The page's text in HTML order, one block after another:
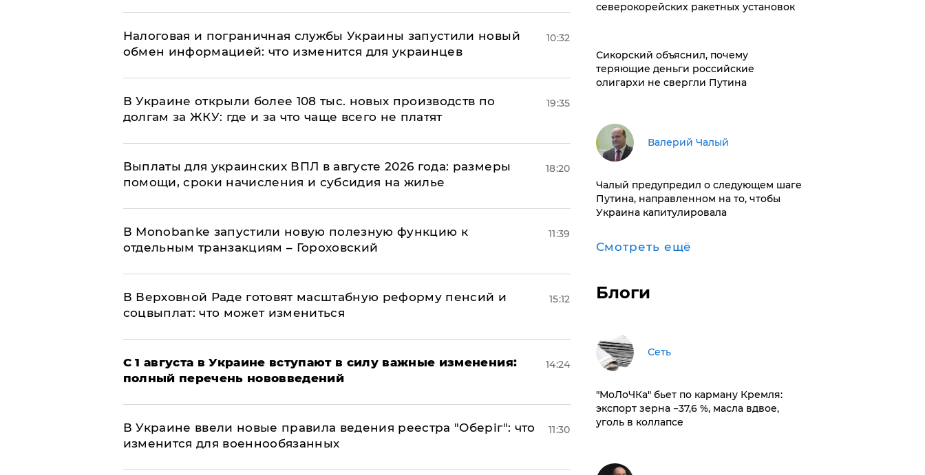
Налоговая и пограничная службы Украины запустили новый
обмен информацией: что изменится для украинцев
10:32
В Украине открыли более 108 тыс. новых производств по
долгам за ЖКУ: где и за что чаще всего не платят
19:35
Выплаты для украинских ВПЛ в августе 2026 года: размеры
помощи, сроки начисления и субсидия на жилье
18:20
В Мonobankе запустили новую полезную функцию к
отдельным транзакциям – Гороховский
11:39
В Верховной Раде готовят масштабную реформу пенсий и
соцвыплат: что может измениться
15:12
С 1 августа в Украине вступают в силу важные изменения:
полный перечень нововведений
14:24
В Украине ввели новые правила ведения реестра "Оберіг": что
изменится для военнообязанных
11:30
северокорейских ракетных установок
Сикорский объяснил, почему
теряющие деньги российские
олигархи не свергли Путина
Валерий Чалый
Чалый предупредил о следующем шаге
Путина, направленном на то, чтобы
Украина капитулировала
Смотреть ещё
Блоги
Сеть
​"МоЛоЧКа" бьет по карману Кремля:
экспорт зерна −37,6 %, масла вдвое,
уголь в коллапсе